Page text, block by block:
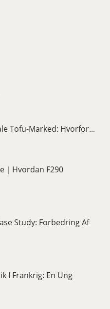
Tofu-Marked: Hvorfor...
｜Hvordan F290
Study: Forbedring Af
I Frankrig: En Ung